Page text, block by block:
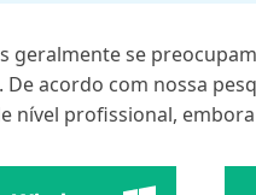
geralmente se
acordo com nossa
nível profissional,